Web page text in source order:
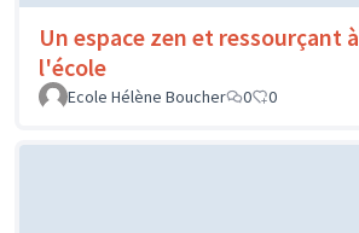
Un espace zen et ressourçant à
l'école
Ecole Hélène Boucher
0 0